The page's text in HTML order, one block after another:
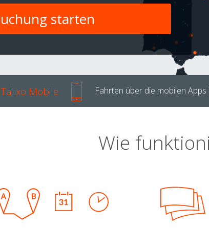
Talixo Mobile Fahrten über die mobilen
Wie